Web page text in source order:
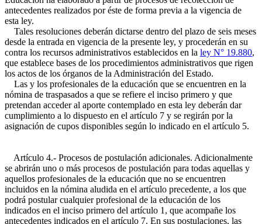
antecedentes realizados por éste de forma previa a la vigencia de
esta ley.
Tales resoluciones deberán dictarse dentro del plazo de seis meses
desde la entrada en vigencia de la presente ley, y procederán en su
contra los recursos administrativos establecidos en la ley N° 19.880,
que establece bases de los procedimientos administrativos que rigen
los actos de los órganos de la Administración del Estado.
Las y los profesionales de la educación que se encuentren en la
nómina de traspasados a que se refiere el inciso primero y que
pretendan acceder al aporte contemplado en esta ley deberán dar
cumplimiento a lo dispuesto en el artículo 7 y se regirán por la
asignación de cupos disponibles según lo indicado en el artículo 5.
Artículo 4.- Procesos de postulación adicionales. Adicionalmente
se abrirán uno o más procesos de postulación para todas aquellas y
aquellos profesionales de la educación que no se encuentren
incluidos en la nómina aludida en el artículo precedente, a los que
podrá postular cualquier profesional de la educación de los
indicados en el inciso primero del artículo 1, que acompañe los
antecedentes indicados en el artículo 7. En sus postulaciones, las